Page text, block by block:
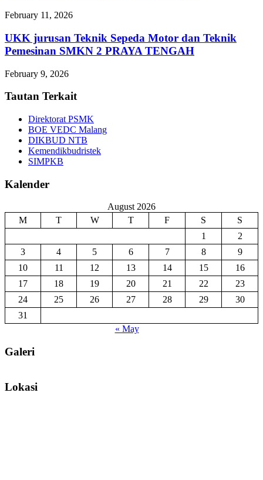
February 11, 2026
UKK jurusan Teknik Sepeda Motor dan Teknik
Pemesinan SMKN 2 PRAYA TENGAH
February 9, 2026
Tautan Terkait
Direktorat PSMK
BOE VEDC Malang
DIKBUD NTB
Kemendikbudristek
SIMPKB
Kalender
August 2026
M
T W T F S
S
1
2
3
4 5 6 7 8
9
10
11 12 13 14 15
16
17
18 19 20 21 22
23
24
25 26 27 28 29
30
31
« May
Galeri
Lokasi